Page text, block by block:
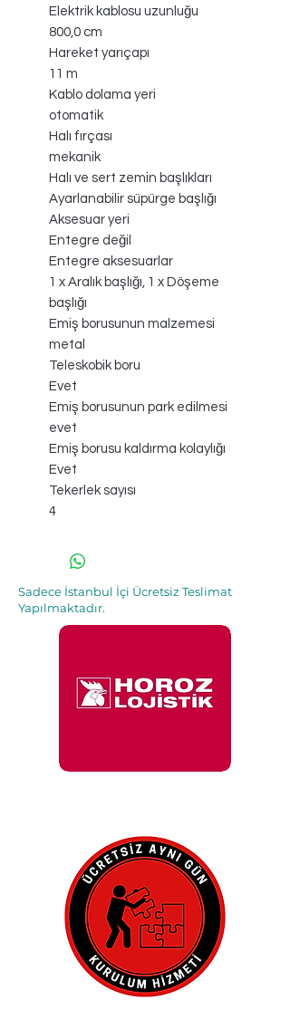
Elektrik kablosu uzunluğu
800,0 cm
Hareket yarıçapı
11 m
Kablo dolama yeri
otomatik
Halı fırçası
mekanik
Halı ve sert zemin başlıkları
Ayarlanabilir süpürge başlığı
Aksesuar yeri
Entegre değil
Entegre aksesuarlar
1 x Aralık başlığı, 1 x Döşeme
başlığı
Emiş borusunun malzemesi
metal
Teleskobik boru
Evet
Emiş borusunun park edilmesi
evet
Emiş borusu kaldırma kolaylığı
Evet
Tekerlek sayısı
4
Sadece İstanbul İçi Ücretsiz Teslimat
Yapılmaktadır.